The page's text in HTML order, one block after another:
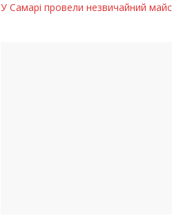
У Самарі провели незвичайний